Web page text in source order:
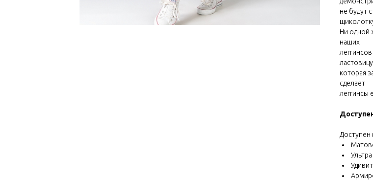
не будут
Ни одной
наших
ластовицу,
которая
сделает
леггинсы
Доступен